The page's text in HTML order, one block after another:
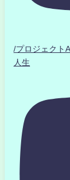
/プロジェクト
人生